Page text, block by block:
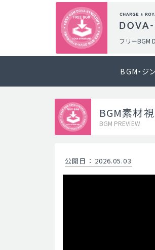
フリーBGM
BGM・ジ
BGM素材
BGM PREVIEW
公開日 ： 2026.05.03